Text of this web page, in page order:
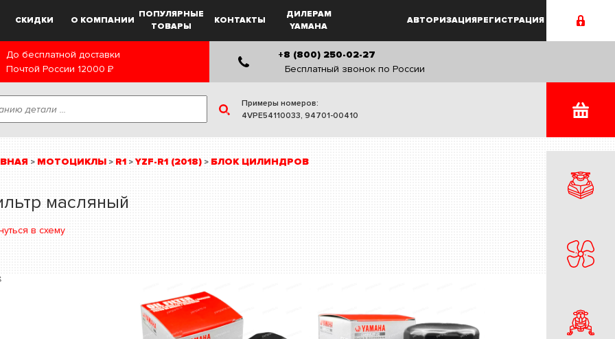
СКИДКИ О КОМПАНИИ
ПОПУЛЯРНЫЕ
ТОВАРЫ
КОНТАКТЫ
ДИЛЕРАМ
YAMAHA
АВТОРИЗАЦИЯРЕГИСТРАЦИЯ
До бесплатной доставки
Почтой России 12000 Р
+8 (800) 250-02-27
Бесплатный звонок по России
Примеры номеров:
4VPE54110033, 94701-00410
> МОТОЦИКЛЫ > R1 >YZF-R1 (2018) > БЛОК ЦИЛИНДРОВ
масляный
в схему